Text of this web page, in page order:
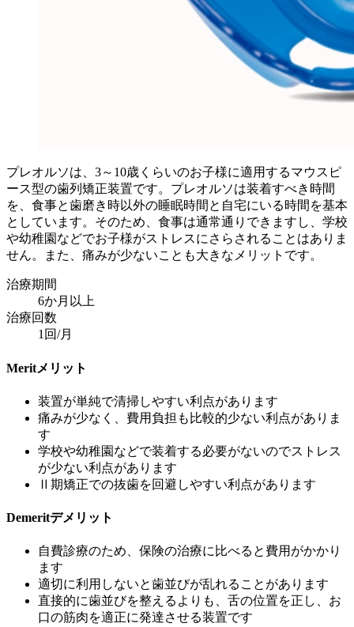
プレオルソは、3～10歳くらいのお子様に適用するマウスピ
ース型の歯列矯正装置です。プレオルソは装着すべき時間
を、食事と歯磨き時以外の睡眠時間と自宅にいる時間を基本
としています。そのため、食事は通常通りできますし、学校
や幼稚園などでお子様がストレスにさらされることはありま
せん。また、痛みが少ないことも大きなメリットです。
治療期間
6か月以上
治療回数
1回/月
Meritメリット
装置が単純で清掃しやすい利点があります
痛みが少なく、費用負担も比較的少ない利点がありま
す
学校や幼稚園などで装着する必要がないのでストレス
が少ない利点があります
Ⅱ期矯正での抜歯を回避しやすい利点があります
Demeritデメリット
自費診療のため、保険の治療に比べると費用がかかり
ます
適切に利用しないと歯並びが乱れることがあります
直接的に歯並びを整えるよりも、舌の位置を正し、お
口の筋肉を適正に発達させる装置です